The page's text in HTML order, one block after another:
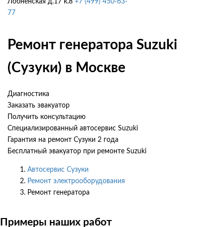
Лобненская д.17 к.8 +7 (499) 450-63-
77
Ремонт генератора Suzuki
(Сузуки) в Москве
Диагностика
Заказать эвакуатор
Получить консультацию
Специализированный автосервис Suzuki
Гарантия на ремонт Сузуки 2 года
Бесплатный эвакуатор при ремонте Suzuki
Автосервис Сузуки
Ремонт электрооборудования
Ремонт генератора
Примеры наших работ